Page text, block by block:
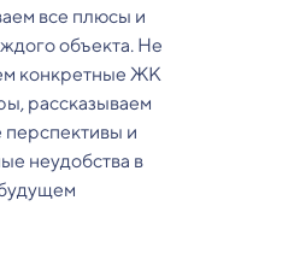
все плюсы и
объекта. Не
конкретные ЖК
рассказываем
перспективы и
неудобства в